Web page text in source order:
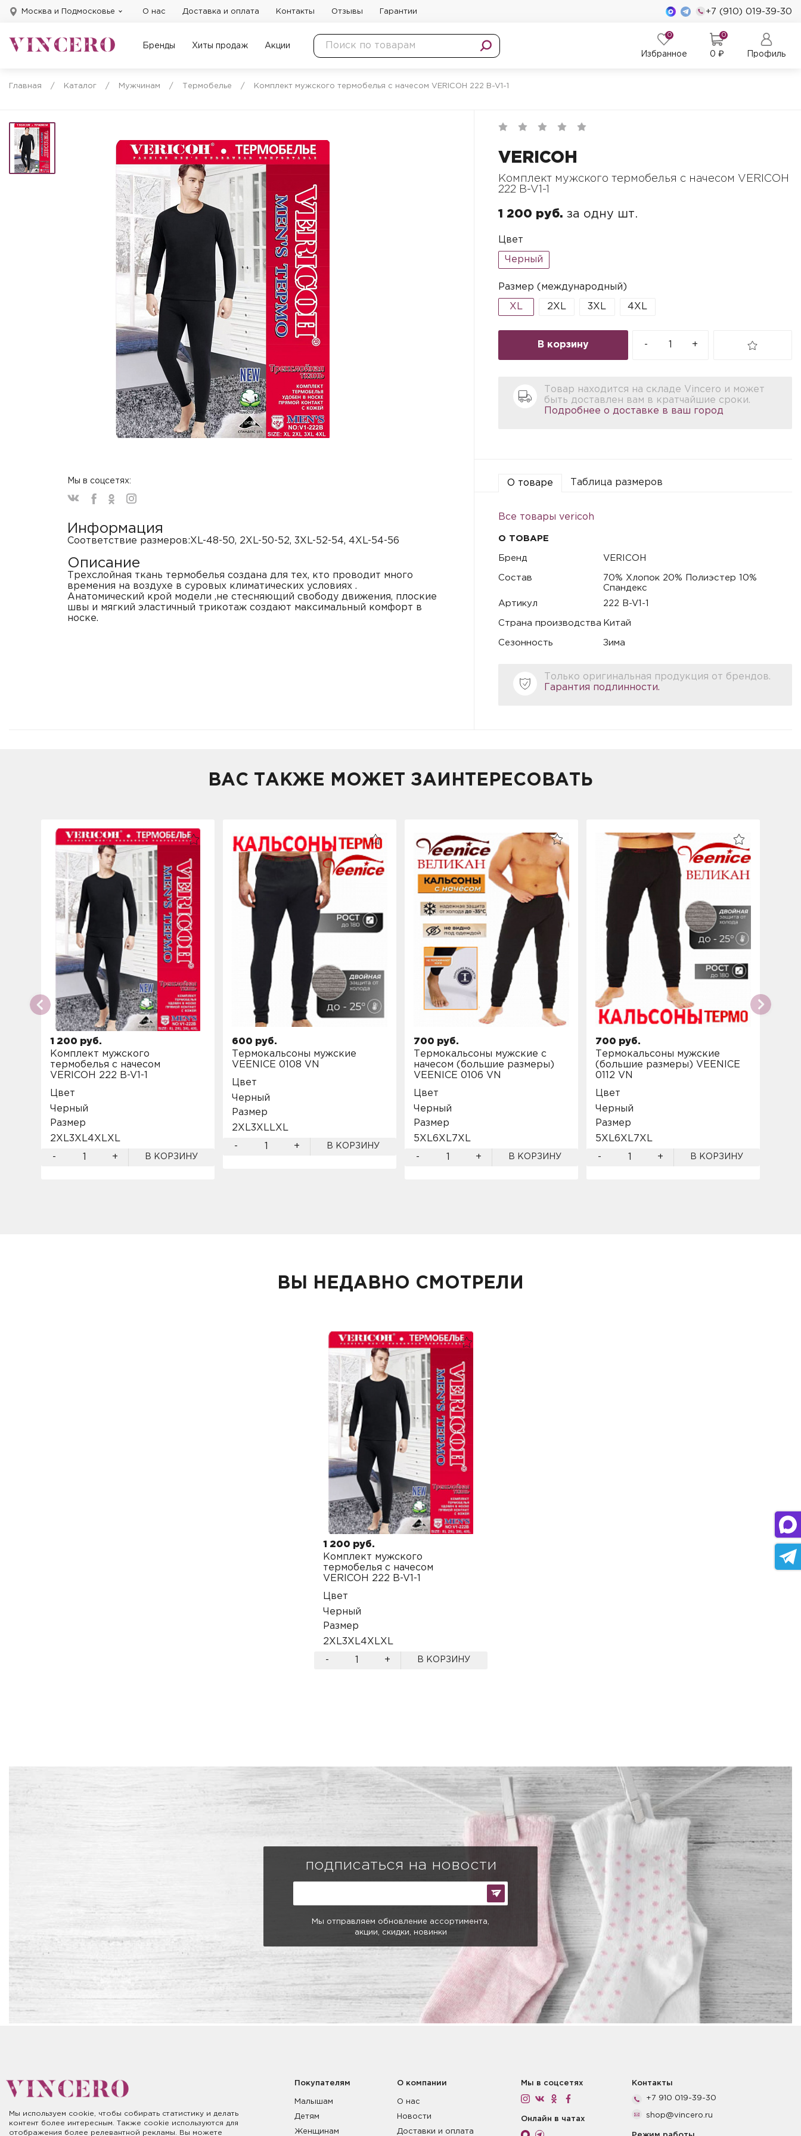
Москва и Подмосковье О нас Доставка и оплата Контакты Отзывы Гарантии +7 (910) 019-39-30
Бренды Хиты продаж Акции
0
Избранное
0
0 ₽ Профиль
Главная / Каталог / Мужчинам / Термобелье / Комплект мужского термобелья с начесом VERICOH 222 B-V1-1
Мы в соцсетях:
Информация
Соответствие размеров:XL-48-50, 2XL-50-52, 3XL-52-54, 4XL-54-56
Описание
Трехслойная ткань термобелья создана для тех, кто проводит много
времения на воздухе в суровых климатических условиях .
Анатомический крой модели ,не стесняющий свободу движения, плоские
швы и мягкий эластичный трикотаж создают максимальный комфорт в
носке.
VERICOH
Комплект мужского термобелья с начесом VERICOH
222 B-V1-1
1 200 руб. за одну шт.
Цвет
Черный
Размер (международный)
XL 2XL 3XL 4XL
В корзину - +
Товар находится на складе Vincero и может
быть доставлен вам в кратчайшие сроки.
Подробнее о доставке в ваш город
О товаре Таблица размеров
Все товары vericoh
О ТОВАРЕ
Бренд VERICOH
Состав
70% Хлопок 20% Полиэстер 10%
Спандекс
Артикул
222 B-V1-1
Страна производства Китай
Сезонность Зима
Только оригинальная продукция от брендов.
Гарантия подлинности.
ВАС ТАКЖЕ МОЖЕТ ЗАИНТЕРЕСОВАТЬ
1 200 руб.
Комплект мужского
термобелья с начесом
VERICOH 222 B-V1-1
Цвет
Черный
Размер
2XL3XL4XLXL
- + В КОРЗИНУ
600 руб.
Термокальсоны мужские
VEENICE 0108 VN
Цвет
Черный
Размер
2XL3XL LXL
- + В КОРЗИНУ
700 руб.
Термокальсоны мужские с
начесом (большие размеры)
VEENICE 0106 VN
Цвет
Черный
Размер
5XL6XL7XL
- + В КОРЗИНУ
700 руб.
Термокальсоны мужские
(большие размеры) VEENICE
0112 VN
Цвет
Черный
Размер
5XL6XL7XL
- + В КОРЗИНУ
ВЫ НЕДАВНО СМОТРЕЛИ
1 200 руб.
Комплект мужского
термобелья с начесом
VERICOH 222 B-V1-1
Цвет
Черный
Размер
2XL3XL4XLXL
- + В КОРЗИНУ
подписаться на новости
Мы отправляем обновление ассортимента,
акции, скидки, новинки
Мы используем cookie, чтобы собирать статистику и делать
контент более интересным. Также cookie используются для
отображения более релевантной рекламы. Вы можете
Покупателям
Малышам
Детям
Женщинам
О компании
О нас
Новости
Доставки и оплата
Мы в соцсетях
Онлайн в чатах
Контакты
+7 910 019-39-30
shop@vincero.ru